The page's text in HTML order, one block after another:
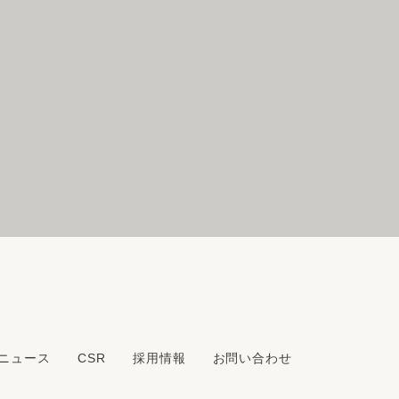
ュース CSR 採用情報 お問い合わせ